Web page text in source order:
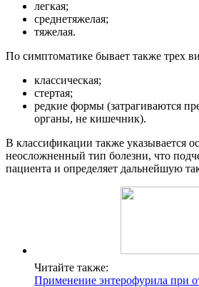
легкая;
среднетяжелая;
тяжелая.
По симптоматике бывает также трех
классическая;
стертая;
редкие формы (затрагиваются
органы, не кишечник).
В классификации также указывается
неосложненный тип болезни, что
пациента и определяет дальнейшую
Читайте также:
Применение энтерофурила при